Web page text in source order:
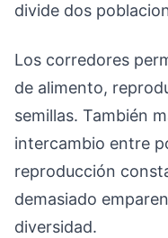
divide dos
Los corredores
de alimento,
semillas. También
intercambio entre
reproducción
demasiado
diversidad.